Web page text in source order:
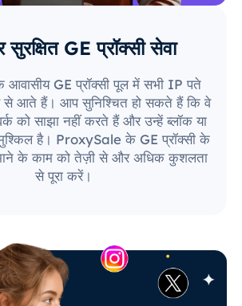
GE प्रॉक्सी सेवा
GE प्रॉक्सी पूल में सभी IP पते
से आते हैं। आप सुनिश्चित हो सकते हैं कि वे
को साझा नहीं करते हैं और उन्हें ब्लॉक या
है। ProxySale के GE प्रॉक्सी के
के काम को तेज़ी से और अधिक कुशलता
से पूरा करें।